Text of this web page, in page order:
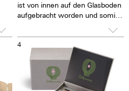
ist von innen auf den Glasboden
aufgebracht worden und somit
ohne das es sich abnutzen
könnte. Um das Logo herum
gibt das blau entspiegelte
Saphirglas den Blick auf das
pulsierende Kaliber frei. Man hat
das Gefühl, die Seele des
4